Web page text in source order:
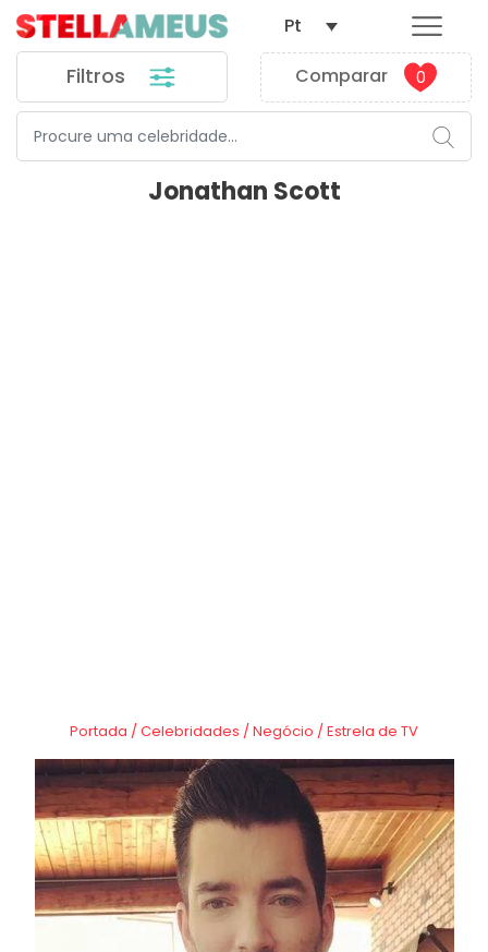
Filtros Comparar 0
Pt
Jonathan Scott
Portada /Celebridades /Negócio /Estrela de TV